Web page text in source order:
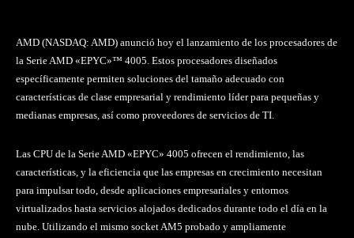
AMD (NASDAQ: AMD) anunció hoy el lanzamiento de los procesadores de
la Serie AMD «EPYC»™ 4005. Estos procesadores diseñados
específicamente permiten soluciones del tamaño adecuado con
características de clase empresarial y rendimiento líder para pequeñas y
medianas empresas, así como proveedores de servicios de TI.
Las CPU de la Serie AMD «EPYC» 4005 ofrecen el rendimiento, las
características, y la eficiencia que las empresas en crecimiento necesitan
para impulsar todo, desde aplicaciones empresariales y entornos
virtualizados hasta servicios alojados dedicados durante todo el día en la
nube. Utilizando el mismo socket AM5 probado y ampliamente